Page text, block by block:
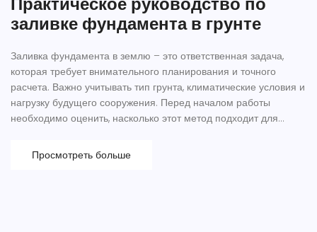
заливке фундамента в грунте
Заливка фундамента в землю – это ответственная задача,
которая требует внимательного планирования и точного
расчета. Важно учитывать тип грунта, климатические условия и
нагрузку будущего сооружения. Перед началом работы
необходимо оценить, насколько этот метод подходит для
предлагает практические советы и подробное руководство по
заливке фундамента в землю, чтобы избежать ошибок и
Просмотреть больше